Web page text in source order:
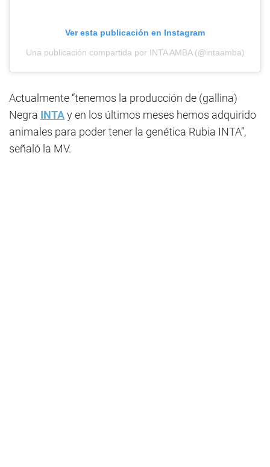
Ver esta publicación en Instagram
Una publicación compartida por INTA AMBA (@intaamba)
Actualmente “tenemos la producción de (gallina)
Negra INTAy en los últimos meses hemos adquirido
animales para poder tener la genética Rubia INTA”,
señaló la MV.